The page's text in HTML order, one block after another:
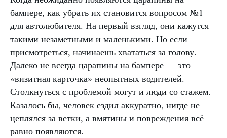
бампере, как убрать их становится вопросом №1
для автолюбителя. На первый взгляд, они кажутся
такими незаметными и маленькими. Но если
присмотреться, начинаешь хвататься за голову.
Далеко не всегда царапины на бампере — это
«визитная карточка» неопытных водителей.
Столкнуться с проблемой могут и люди со стажем.
Казалось бы, человек ездил аккуратно, нигде не
цеплялся за ветки, а вмятины и повреждения всё
равно появляются.